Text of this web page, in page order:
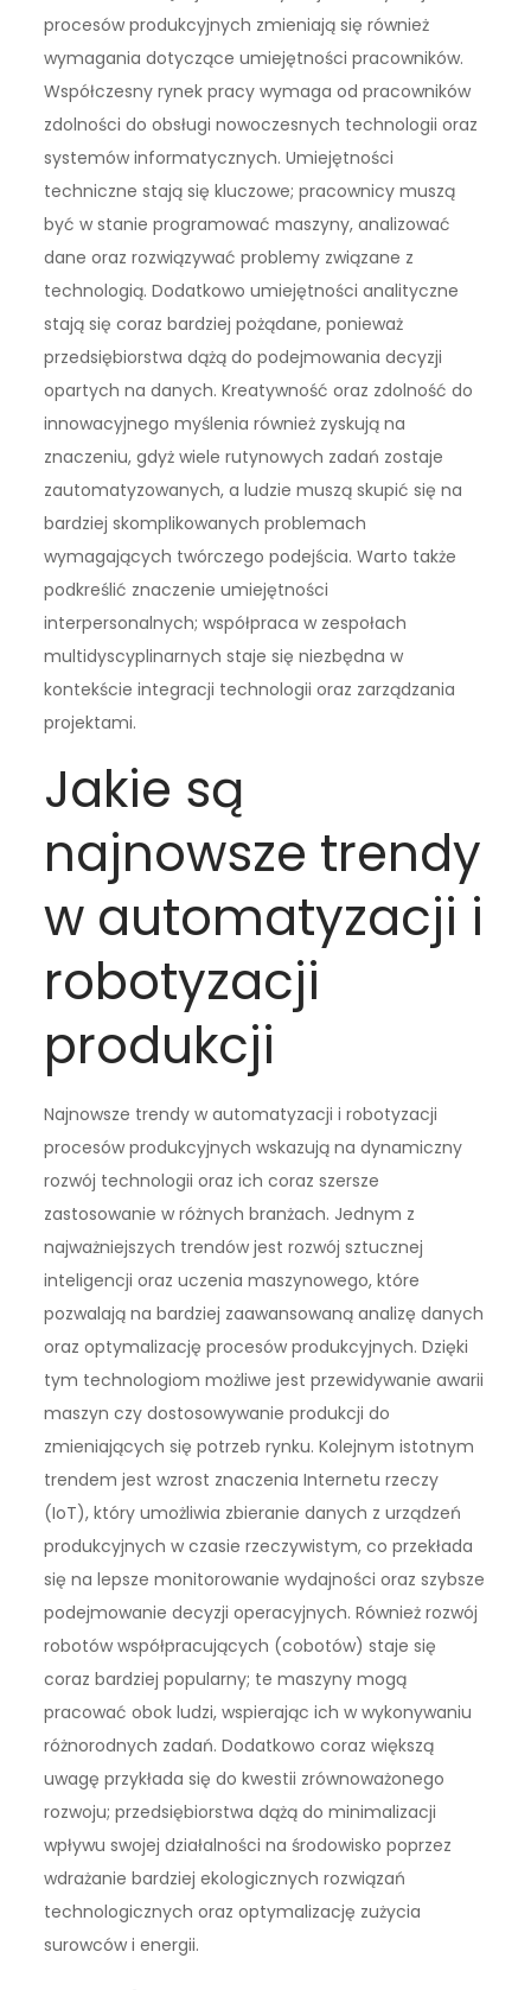
procesów produkcyjnych zmieniają się również
wymagania dotyczące umiejętności pracowników.
Współczesny rynek pracy wymaga od pracowników
zdolności do obsługi nowoczesnych technologii oraz
systemów informatycznych. Umiejętności
techniczne stają się kluczowe; pracownicy muszą
być w stanie programować maszyny, analizować
dane oraz rozwiązywać problemy związane z
technologią. Dodatkowo umiejętności analityczne
stają się coraz bardziej pożądane, ponieważ
przedsiębiorstwa dążą do podejmowania decyzji
opartych na danych. Kreatywność oraz zdolność do
innowacyjnego myślenia również zyskują na
znaczeniu, gdyż wiele rutynowych zadań zostaje
zautomatyzowanych, a ludzie muszą skupić się na
bardziej skomplikowanych problemach
wymagających twórczego podejścia. Warto także
podkreślić znaczenie umiejętności
interpersonalnych; współpraca w zespołach
multidyscyplinarnych staje się niezbędna w
kontekście integracji technologii oraz zarządzania
projektami.
Jakie są
najnowsze trendy
w automatyzacji i
robotyzacji
produkcji
Najnowsze trendy w automatyzacji i robotyzacji
procesów produkcyjnych wskazują na dynamiczny
rozwój technologii oraz ich coraz szersze
zastosowanie w różnych branżach. Jednym z
najważniejszych trendów jest rozwój sztucznej
inteligencji oraz uczenia maszynowego, które
pozwalają na bardziej zaawansowaną analizę danych
oraz optymalizację procesów produkcyjnych. Dzięki
tym technologiom możliwe jest przewidywanie awarii
maszyn czy dostosowywanie produkcji do
zmieniających się potrzeb rynku. Kolejnym istotnym
trendem jest wzrost znaczenia Internetu rzeczy
(IoT), który umożliwia zbieranie danych z urządzeń
produkcyjnych w czasie rzeczywistym, co przekłada
się na lepsze monitorowanie wydajności oraz szybsze
podejmowanie decyzji operacyjnych. Również rozwój
robotów współpracujących (cobotów) staje się
coraz bardziej popularny; te maszyny mogą
pracować obok ludzi, wspierając ich w wykonywaniu
różnorodnych zadań. Dodatkowo coraz większą
uwagę przykłada się do kwestii zrównoważonego
rozwoju; przedsiębiorstwa dążą do minimalizacji
wpływu swojej działalności na środowisko poprzez
wdrażanie bardziej ekologicznych rozwiązań
technologicznych oraz optymalizację zużycia
surowców i energii.